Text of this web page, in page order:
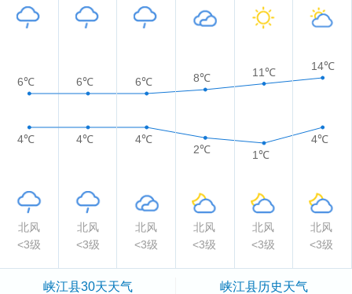
6℃ 6℃ 6℃ 8℃ 11℃ 14℃
4℃ 4℃ 4℃
2℃ 1℃
4℃
北风 北风 北风 北风 北风
北风
<3级
<3级 <3级 <3级 <3级 <3级
峡江县30天天气 峡江县历史天气